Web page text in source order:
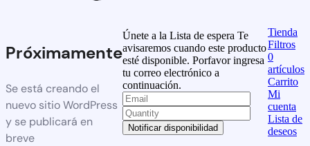
Próximamente
Se está creando el
nuevo sitio WordPress
y se publicará en
breve
Únete a la Lista de espera Te
avisaremos cuando este producto
esté disponible. Porfavor ingresa
tu correo electrónico a
continuación.
Notificar disponibilidad
Tienda
Filtros
0
artículos
Carrito
Mi
cuenta
Lista de
deseos